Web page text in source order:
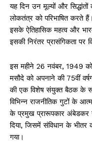
यह दिन उन मूल्यों और
लोकतंत्र को परिभाषित करते
इसके ऐतिहासिक महत्व और
इसकी निरंतर प्रासंगिकता
इस महीने 26 नवंबर, 1949 को
मसौदे को अपनाने की 75वीं
की एक विशेष संयुक्त बैठक के
विभिन्न राजनीतिक गुटों के
के प्रमुख प्रारूपकार अंबेडकर
दिया, जिसमें संविधान के भीतर
गया।